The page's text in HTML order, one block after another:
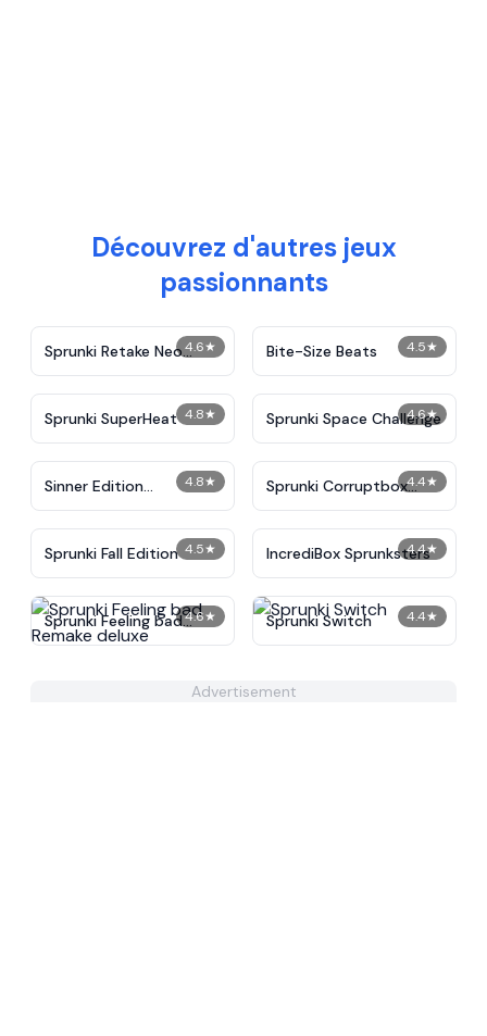
Découvrez d'autres jeux
passionnants
4.6★
Sprunki Retake Neo
Version
4.5★
Bite-Size Beats
4.8★
Sprunki SuperHeat 4.6★
Sprunki Space Challenge
4.8★
Sinner Edition
IncrediBox
4.4★
Sprunki Corruptbox
Remastered
4.5★
Sprunki Fall Edition 4.4★
IncrediBox Sprunksters
4.6★
Sprunki Feeling bad
Remake deluxe
4.4★
Sprunki Switch
Advertisement